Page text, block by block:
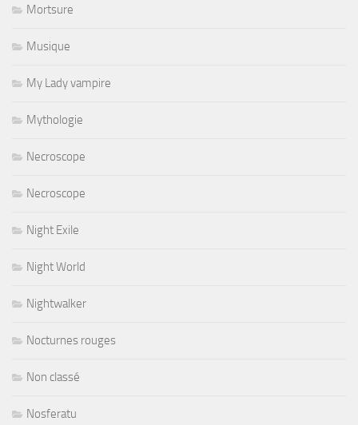
Mortsure
Musique
My Lady vampire
Mythologie
Necroscope
Necroscope
Night Exile
Night World
Nightwalker
Nocturnes rouges
Non classé
Nosferatu